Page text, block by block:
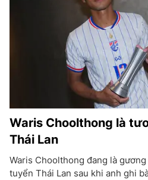
Waris Choolthong là
Thái Lan
Waris Choolthong đang là
tuyển Thái Lan sau khi anh ghi